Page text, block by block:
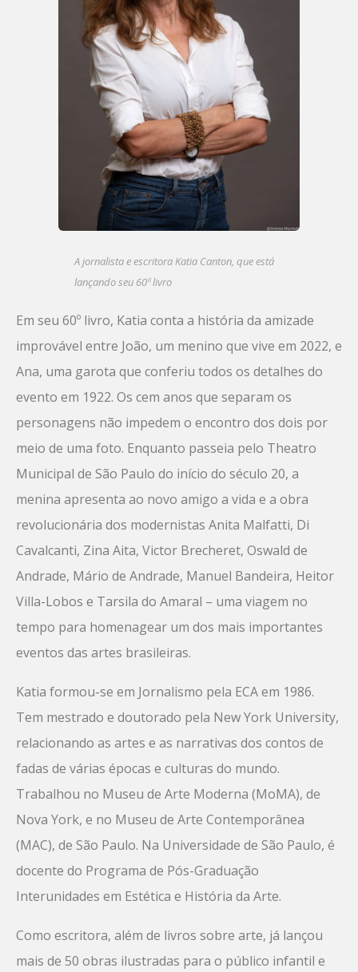
A jornalista e escritora Katia Canton, que está
lançando seu 60º livro
Em seu 60º livro, Katia conta a história da amizade
improvável entre João, um menino que vive em 2022, e
Ana, uma garota que conferiu todos os detalhes do
evento em 1922. Os cem anos que separam os
personagens não impedem o encontro dos dois por
meio de uma foto. Enquanto passeia pelo Theatro
Municipal de São Paulo do início do século 20, a
menina apresenta ao novo amigo a vida e a obra
revolucionária dos modernistas Anita Malfatti, Di
Cavalcanti, Zina Aita, Victor Brecheret, Oswald de
Andrade, Mário de Andrade, Manuel Bandeira, Heitor
Villa-Lobos e Tarsila do Amaral – uma viagem no
tempo para homenagear um dos mais importantes
eventos das artes brasileiras.
Katia formou-se em Jornalismo pela ECA em 1986.
Tem mestrado e doutorado pela New York University,
relacionando as artes e as narrativas dos contos de
fadas de várias épocas e culturas do mundo.
Trabalhou no Museu de Arte Moderna (MoMA), de
Nova York, e no Museu de Arte Contemporânea
(MAC), de São Paulo. Na Universidade de São Paulo, é
docente do Programa de Pós-Graduação
Interunidades em Estética e História da Arte.
Como escritora, além de livros sobre arte, já lançou
mais de 50 obras ilustradas para o público infantil e